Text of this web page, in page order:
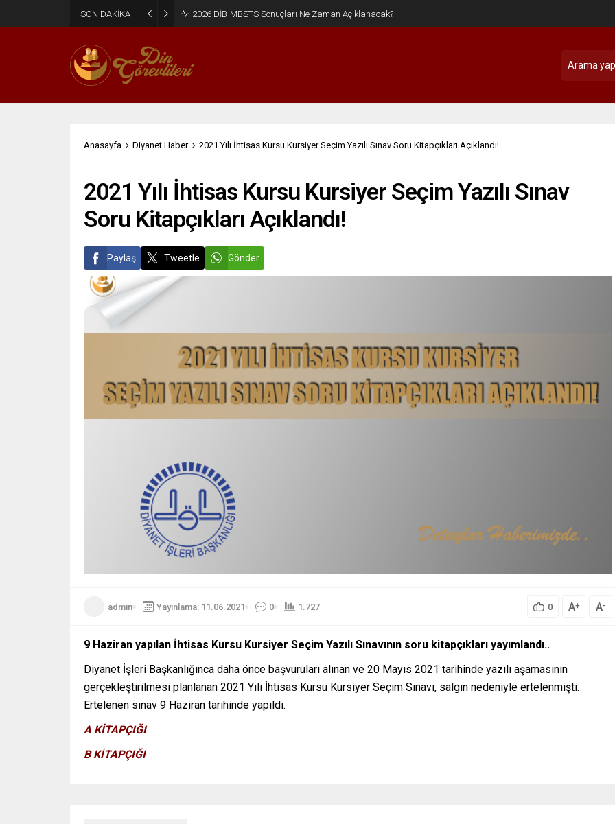
SON DAKİKA 2026 DİB-MBSTS Ne Zaman?
Anasayfa Diyanet Haber 2021 Yılı İhtisas Kursu Kursiyer Seçim Yazılı Sınav Soru Kitapçıkları Açıklandı!
2021 Yılı İhtisas Kursu Kursiyer Seçim Yazılı Sınav
Soru Kitapçıkları Açıklandı!
Paylaş Tweetle Gönder
admin Yayınlama: 11.06.2021 0 1.727 0 A+ A-
9 Haziran yapılan İhtisas Kursu Kursiyer Seçim Yazılı Sınavının soru kitapçıkları yayımlandı..
Diyanet İşleri Başkanlığınca daha önce başvuruları alınan ve 20 Mayıs 2021 tarihinde yazılı aşamasının
gerçekleştirilmesi planlanan 2021 Yılı İhtisas Kursu Kursiyer Seçim Sınavı, salgın nedeniyle ertelenmişti.
Ertelenen sınav 9 Haziran tarihinde yapıldı.
​A KİTAPÇIĞI
B KİTAPÇIĞI